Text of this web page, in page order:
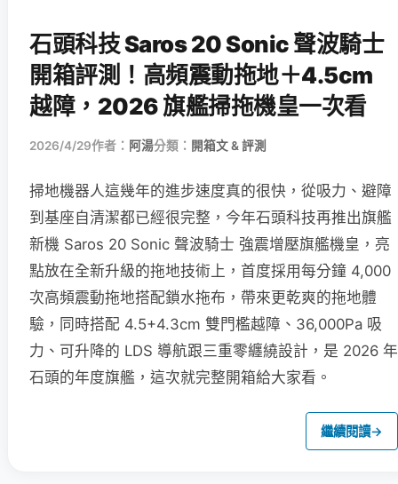
石頭科技 Saros 20 Sonic 聲波騎士
開箱評測！高頻震動拖地＋4.5cm
越障，2026 旗艦掃拖機皇一次看
2026/4/29作者： 阿湯分類： 開箱文 & 評測
掃地機器人這幾年的進步速度真的很快，從吸力、避障
到基座自清潔都已經很完整，今年石頭科技再推出旗艦
新機 Saros 20 Sonic 聲波騎士 強震增壓旗艦機皇，亮
點放在全新升級的拖地技術上，首度採用每分鐘 4,000
次高頻震動拖地搭配鎖水拖布，帶來更乾爽的拖地體
驗，同時搭配 4.5+4.3cm 雙門檻越障、36,000Pa 吸
力、可升降的 LDS 導航跟三重零纏繞設計，是 2026 年
石頭的年度旗艦，這次就完整開箱給大家看。
繼續閱讀→